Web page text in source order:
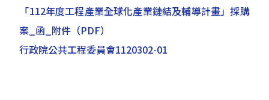
「112年度工程產業全球化產業鏈結及輔導計畫」採購
案_函_附件 （PDF）
行政院公共工程委員會1120302-01